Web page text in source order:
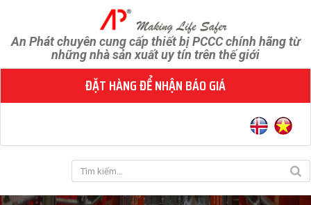
An Phát chuyên cung cấp thiết bị PCCC chính hãng từ
những nhà sản xuất uy tín trên thế giới
ĐẶT HÀNG ĐỂ NHẬN BÁO GIÁ